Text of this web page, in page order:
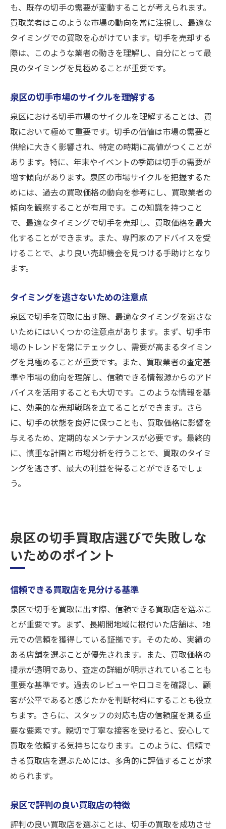
も、既存の切手の需要が変動することが考えられます。
買取業者はこのような市場の動向を常に注視し、最適な
タイミングでの買取を心がけています。切手を売却する
際は、このような業者の動きを理解し、自分にとって最
良のタイミングを見極めることが重要です。
泉区の切手市場のサイクルを理解する
泉区における切手市場のサイクルを理解することは、買
取において極めて重要です。切手の価値は市場の需要と
供給に大きく影響され、特定の時期に高値がつくことが
あります。特に、年末やイベントの季節は切手の需要が
増す傾向があります。泉区の市場サイクルを把握するた
めには、過去の買取価格の動向を参考にし、買取業者の
傾向を観察することが有用です。この知識を持つこと
で、最適なタイミングで切手を売却し、買取価格を最大
化することができます。また、専門家のアドバイスを受
けることで、より良い売却機会を見つける手助けとなり
ます。
タイミングを逃さないための注意点
泉区で切手を買取に出す際、最適なタイミングを逃さな
いためにはいくつかの注意点があります。まず、切手市
場のトレンドを常にチェックし、需要が高まるタイミン
グを見極めることが重要です。また、買取業者の査定基
準や市場の動向を理解し、信頼できる情報源からのアド
バイスを活用することも大切です。このような情報を基
に、効果的な売却戦略を立てることができます。さら
に、切手の状態を良好に保つことも、買取価格に影響を
与えるため、定期的なメンテナンスが必要です。最終的
に、慎重な計画と市場分析を行うことで、買取のタイミ
ングを逃さず、最大の利益を得ることができるでしょ
う。
泉区の切手買取店選びで失敗しな
いためのポイント
信頼できる買取店を見分ける基準
泉区で切手を買取に出す際、信頼できる買取店を選ぶこ
とが重要です。まず、長期間地域に根付いた店舗は、地
元での信頼を獲得している証拠です。そのため、実績の
ある店舗を選ぶことが優先されます。また、買取価格の
提示が透明であり、査定の詳細が明示されていることも
重要な基準です。過去のレビューや口コミを確認し、顧
客が公平であると感じたかを判断材料にすることも役立
ちます。さらに、スタッフの対応も店の信頼度を測る重
要な要素です。親切で丁寧な接客を受けると、安心して
買取を依頼する気持ちになります。このように、信頼で
きる買取店を選ぶためには、多角的に評価することが求
められます。
泉区で評判の良い買取店の特徴
評判の良い買取店を選ぶことは、切手の買取を成功させ